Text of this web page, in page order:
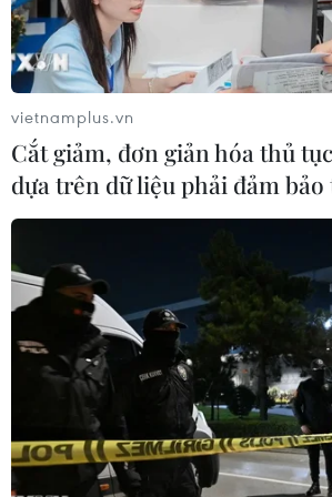
Đội tuyển Việt Nam nhận
thưởng 2 tỷ đồng sau thắng lợi
Indonesia
04/08/2026 04:16
đảo
04/08/2026 03:17
ASEAN Cup 2026: "Chìa khóa" giúp
tuyển Việt Nam quật ngã Indonesia
04/08/2026 03:05
vietnamplus.vn
Cắt giảm, đơn giản hóa thủ
dựa trên dữ liệu phải đảm